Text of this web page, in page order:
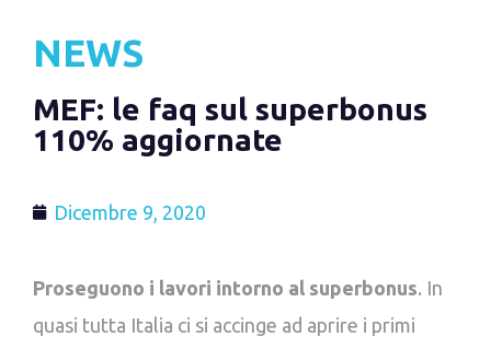
NEWS
MEF: le faq sul superbonus
110% aggiornate
Dicembre 9, 2020
Proseguono i lavori intorno al superbonus. In
quasi tutta Italia ci si accinge ad aprire i primi